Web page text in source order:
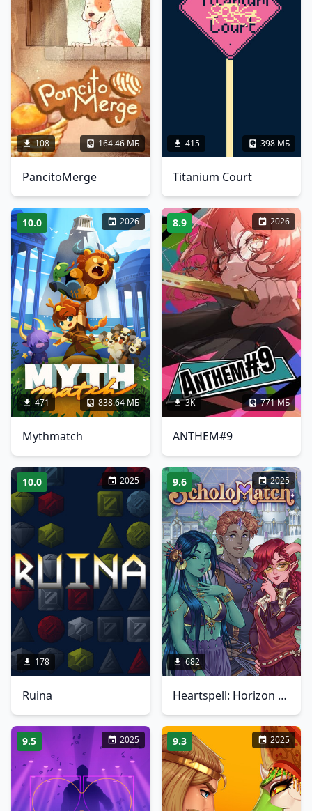
108 164.46 МБ
PancitoMerge
415 398 МБ
Titanium Court
10.0 2026
471 838.64 МБ
Mythmatch
8.9 2026
3K 771 МБ
ANTHEM#9
10.0 2025
178
Ruina
9.6 2025
682
Heartspell: Horizon Academy
9.5 2025 9.3 2025